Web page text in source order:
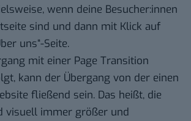
wenn deine Besucher:innen
sind und dann mit Klick auf
uns“-Seite.
mit einer Page Transition
kann der Übergang von der einen
fließend sein. Das heißt, die
visuell immer größer und